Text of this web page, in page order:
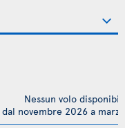
Nessun volo
dal novembre 2026 a